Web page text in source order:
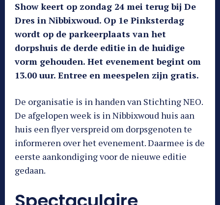
Show keert op zondag 24 mei terug bij De
Dres in Nibbixwoud. Op 1e Pinksterdag
wordt op de parkeerplaats van het
dorpshuis de derde editie in de huidige
vorm gehouden. Het evenement begint om
13.00 uur. Entree en meespelen zijn gratis.
De organisatie is in handen van Stichting NEO.
De afgelopen week is in Nibbixwoud huis aan
huis een flyer verspreid om dorpsgenoten te
informeren over het evenement. Daarmee is de
eerste aankondiging voor de nieuwe editie
gedaan.